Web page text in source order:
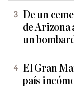
De un
de Arizona
un
El Gran
país